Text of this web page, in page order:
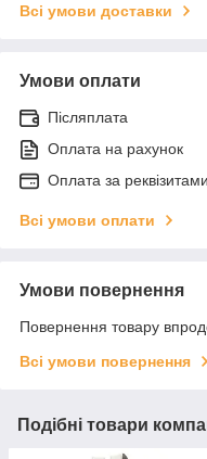
Всі умови доставки
Умови оплати
Післяплата
Оплата на рахунок
Оплата за реквізитами
Всі умови оплати
Умови повернення
Повернення товару
Всі умови повернення
Подібні товари